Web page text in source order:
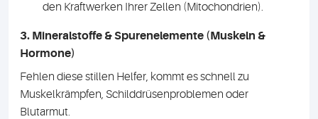
den Kraftwerken Ihrer Zellen (Mitochondrien).
3. Mineralstoffe & Spurenelemente (Muskeln &
Hormone)
Fehlen diese stillen Helfer, kommt es schnell zu
Muskelkrämpfen, Schilddrüsenproblemen oder
Blutarmut.